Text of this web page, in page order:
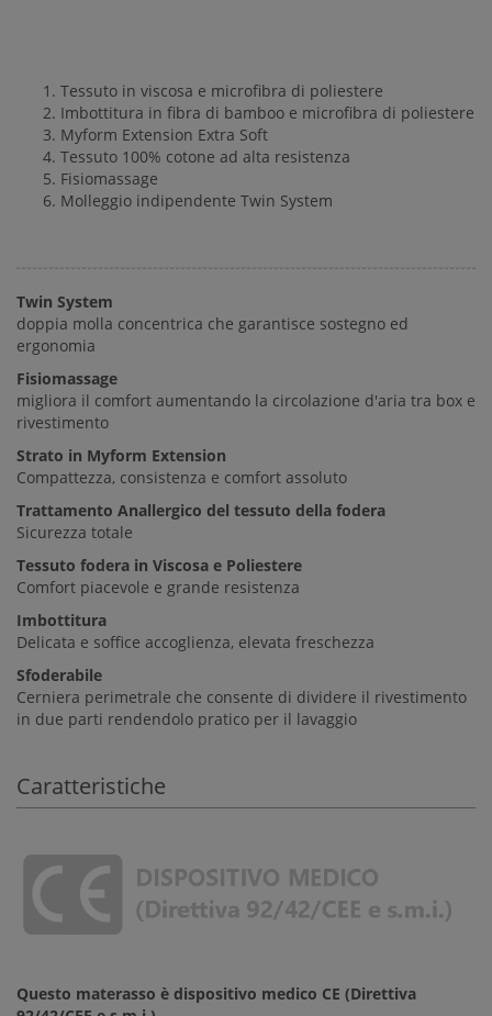
Tessuto in viscosa e microfibra di poliestere
Imbottitura in fibra di bamboo e microfibra di poliestere
Myform Extension Extra Soft
Tessuto 100% cotone ad alta resistenza
Fisiomassage
Molleggio indipendente Twin System
Twin System
doppia molla concentrica che garantisce sostegno ed
ergonomia
Fisiomassage
migliora il comfort aumentando la circolazione d'aria tra box e
rivestimento
Strato in Myform Extension
Compattezza, consistenza e comfort assoluto
Trattamento Anallergico del tessuto della fodera
Sicurezza totale
Tessuto fodera in Viscosa e Poliestere
Comfort piacevole e grande resistenza
Imbottitura
Delicata e soffice accoglienza, elevata freschezza
Sfoderabile
Cerniera perimetrale che consente di dividere il rivestimento
in due parti rendendolo pratico per il lavaggio
Caratteristiche
Questo materasso è dispositivo medico CE (Direttiva